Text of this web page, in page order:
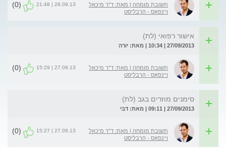
תשובת מומחה | מאת: ד"ר מיכאל
ויינפאס - הרבליסט
28.09.13 | 21:48
(0)
אישור רפואי (לת)
27/09/2013 | 10:34 | מאת: יורה
תשובת מומחה | מאת: ד"ר מיכאל
ויינפאס - הרבליסט
27.09.13 | 15:29
(0)
סימנים מוזרים בגב (לת)
27/09/2013 | 09:11 | מאת: דבי
תשובת מומחה | מאת: ד"ר מיכאל
ויינפאס - הרבליסט
27.09.13 | 15:27
(0)